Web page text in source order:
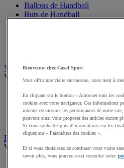
Ballons de Handball
Buts de Handball
Volleyball
Voir tous les produits
Ballons de Volley
Poteaux, Accessoires terrains
Filets de Volley
Beach Volley
Rugby
Voir tous les produits
Bienvenue chez Casal Sport
Vous offrir une visite sur-mesure, nous tient à
En cliquant sur le bouton « Autoriser tous les
cookies avec votre navigateur. Ces informations
internet de mesurer les performances de notre
pouvons ainsi vous proposer des articles encore
Si vous souhaitez plus d'informations sur les
cliquez sur « Paramètres des cookies ».
Et si vous choisissez de continuer votre visite
savoir plus, vous pouvez aussi consulter notre